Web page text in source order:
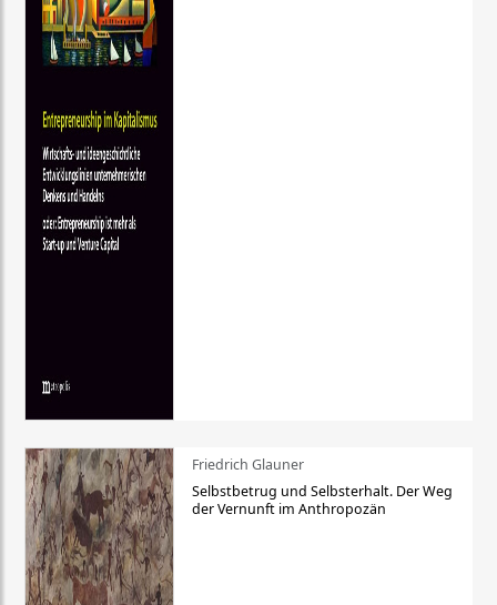
Friedrich Glauner
Selbstbetrug und Selbsterhalt. Der Weg
der Vernunft im Anthropozän